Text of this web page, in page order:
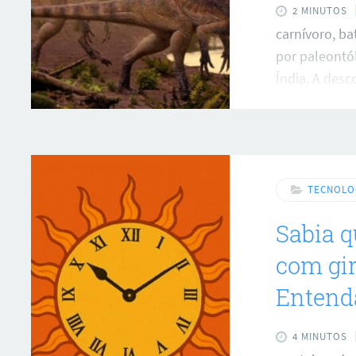
2 MINUTOS
carnívoro,
por
Índia. A
período
chave na
Sabia
com
4 MINUTOS